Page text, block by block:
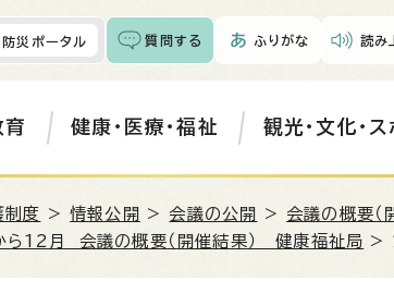
防災ポータル 質問する ふりがな 読み
育 健康・医療・福祉 観光・文化・
制度 >情報公開 > 会議の公開 > 会議の概要（
12月 会議の概要（開催結果） 健康福祉局 >